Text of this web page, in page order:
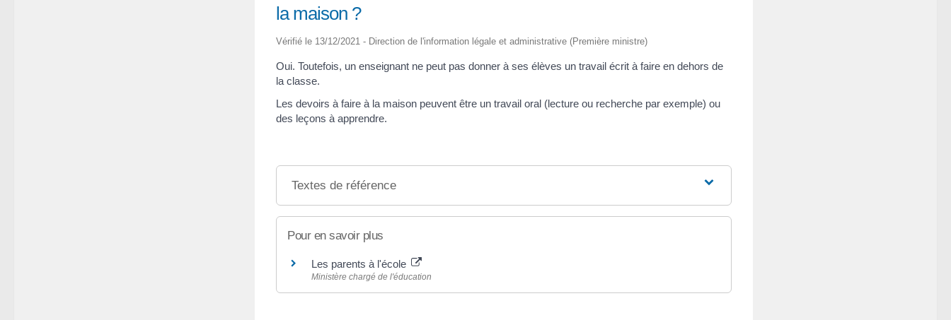
la maison ?
Vérifié le 13/12/2021 - Direction de l'information légale et administrative (Première ministre)
Oui. Toutefois, un enseignant ne peut pas donner à ses élèves un travail écrit à faire en dehors de
la classe.
Les devoirs à faire à la maison peuvent être un travail oral (lecture ou recherche par exemple) ou
des leçons à apprendre.
Textes de référence
Pour en savoir plus
Les parents à l'école
Ministère chargé de l'éducation